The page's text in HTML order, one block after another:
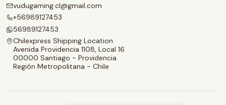
vudugaming.cl@gmail.com
+56989127453
56989127453
Chilexpress Shipping Location
Avenida Providencia 1108, Local 16
00000 Santiago - Providencia
Región Metropolitana - Chile